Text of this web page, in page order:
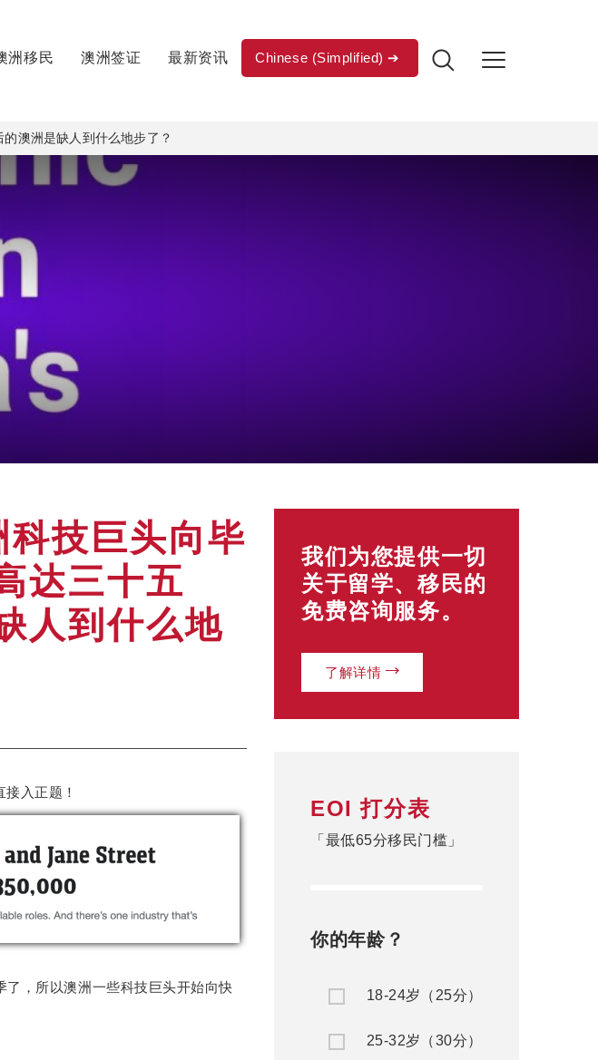
洲移民 澳洲签证 最新资讯 Chinese (Simplified)
澳洲是缺人到什么地步了？
技巨头向毕
达三十五
人到什么地
入正题！
，所以澳洲一些科技巨头开始向快
我们为您提供一切
关于留学、移民的
免费咨询服务。
了解详情
EOI 打分表
「最低65分移民门槛」
你的年龄？
18-24岁（25分）
25-32岁（30分）